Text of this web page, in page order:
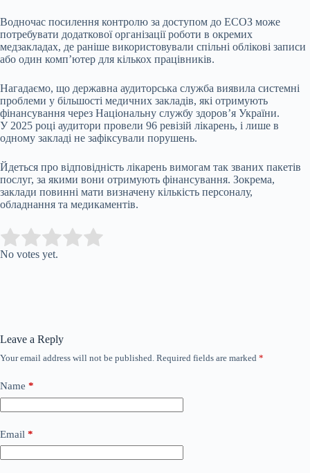
Водночас посилення контролю за доступом до ЕСОЗ може
потребувати додаткової організації роботи в окремих
медзакладах, де раніше використовували спільні облікові записи
або один комп’ютер для кількох працівників.
Нагадаємо, що державна аудиторська служба виявила системні
проблеми у більшості медичних закладів, які отримують
фінансування через Національну службу здоров’я України.
У 2025 році аудитори провели 96 ревізій лікарень, і лише в
одному закладі не зафіксували порушень.
Йдеться про відповідність лікарень вимогам так званих пакетів
послуг, за якими вони отримують фінансування. Зокрема,
заклади повинні мати визначену кількість персоналу,
обладнання та медикаментів.
Rate this item:
No votes yet.
Leave a Reply
Your email address will not be published. Required fields are marked *
Name *
Email *